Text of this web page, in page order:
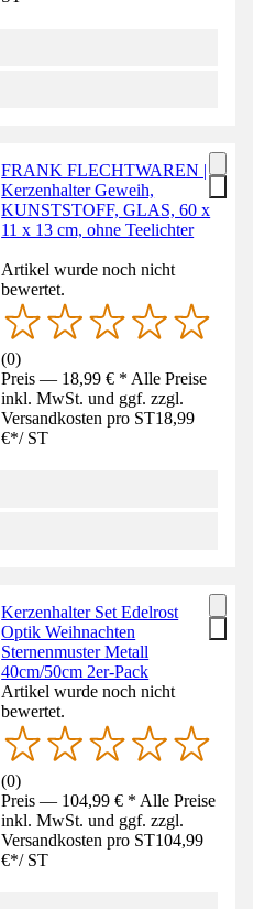
FRANK FLECHTWAREN |
Kerzenhalter Geweih,
KUNSTSTOFF, GLAS, 60 x
11 x 13 cm, ohne Teelichter
Artikel wurde noch nicht
bewertet.
(0)
Preis — 18,99 € * Alle Preise
inkl. MwSt. und ggf. zzgl.
Versandkosten pro ST18,99
€*/ ST
Kerzenhalter Set Edelrost
Optik Weihnachten
Sternenmuster Metall
40cm/50cm 2er-Pack
Artikel wurde noch nicht
bewertet.
(0)
Preis — 104,99 € * Alle Preise
inkl. MwSt. und ggf. zzgl.
Versandkosten pro ST104,99
€*/ ST